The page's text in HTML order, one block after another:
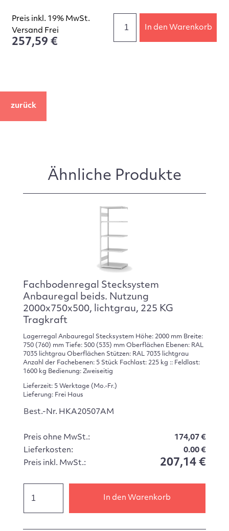
Preis inkl. 19% MwSt.
Versand Frei
257,59 €
In den Warenkorb
zurück
Ähnliche Produkte
Fachbodenregal Stecksystem
Anbauregal beids. Nutzung
2000x750x500, lichtgrau, 225 KG
Tragkraft
Lagerregal Anbauregal Stecksystem Höhe: 2000 mm Breite:
750 (760) mm Tiefe: 500 (535) mm Oberflächen Ebenen: RAL
7035 lichtgrau Oberflächen Stützen: RAL 7035 lichtgrau
Anzahl der Fachebenen: 5 Stück Fachlast: 225 kg :: Feldlast:
1600 kg Bedienung: Zweiseitig
Lieferzeit: 5 Werktage (Mo.-Fr.)
Lieferung: Frei Haus
Best.-Nr. HKA20507AM
Preis ohne MwSt.:
174,07 €
Lieferkosten:
0.00 €
Preis inkl. MwSt.:
207,14 €
In den Warenkorb